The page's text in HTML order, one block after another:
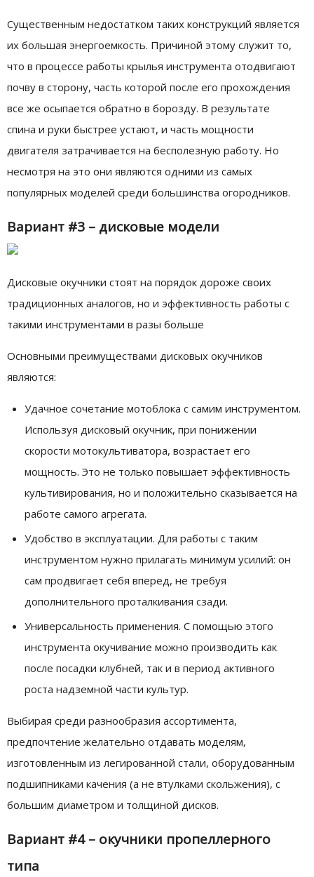
Существенным недостатком таких конструкций является
их большая энергоемкость. Причиной этому служит то,
что в процессе работы крылья инструмента отодвигают
почву в сторону, часть которой после его прохождения
все же осыпается обратно в борозду. В результате
спина и руки быстрее устают, и часть мощности
двигателя затрачивается на бесполезную работу. Но
несмотря на это они являются одними из самых
популярных моделей среди большинства огородников.
Вариант #3 – дисковые модели
Дисковые окучники стоят на порядок дороже своих
традиционных аналогов, но и эффективность работы с
такими инструментами в разы больше
Основными преимуществами дисковых окучников
являются:
Удачное сочетание мотоблока с самим инструментом.
Используя дисковый окучник, при понижении
скорости мотокультиватора, возрастает его
мощность. Это не только повышает эффективность
культивирования, но и положительно сказывается на
работе самого агрегата.
Удобство в эксплуатации. Для работы с таким
инструментом нужно прилагать минимум усилий: он
сам продвигает себя вперед, не требуя
дополнительного проталкивания сзади.
Универсальность применения. С помощью этого
инструмента окучивание можно производить как
после посадки клубней, так и в период активного
роста надземной части культур.
Выбирая среди разнообразия ассортимента,
предпочтение желательно отдавать моделям,
изготовленным из легированной стали, оборудованным
подшипниками качения (а не втулками скольжения), с
большим диаметром и толщиной дисков.
Вариант #4 – окучники пропеллерного
типа